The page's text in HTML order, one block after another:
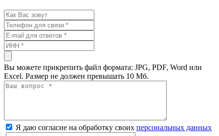
Вы можете прикрепить файл формата: JPG, PDF, Word или
Excel. Размер не должен превышать 10 Мб.
Я даю согласие на обработку своих персональных данных